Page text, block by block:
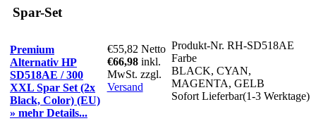
Spar-Set
Premium
Alternativ HP
SD518AE / 300
XXL Spar Set (2x
Black, Color) (EU)
» mehr Details...
€55,82 Netto
€66,98 inkl.
MwSt. zzgl.
Versand
Produkt-Nr. RH-SD518AE
Farbe
BLACK, CYAN,
MAGENTA, GELB
Sofort Lieferbar(1-3 Werktage)